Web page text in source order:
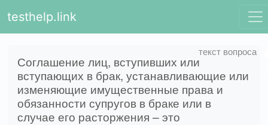
testhelp.link
Соглашение лиц, вступивших или
вступающих в брак, устанавливающие или
изменяющие имущественные права и
обязанности супругов в браке или в
случае его расторжения – это